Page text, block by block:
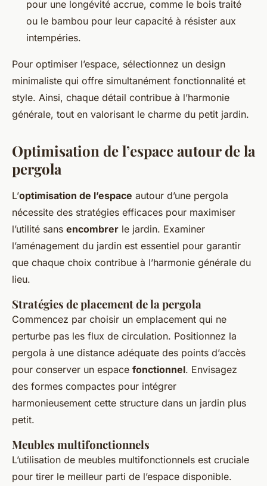
pour une longévité accrue, comme le bois traité
ou le bambou pour leur capacité à résister aux
intempéries.
Pour optimiser l’espace, sélectionnez un design
minimaliste qui offre simultanément fonctionnalité et
style. Ainsi, chaque détail contribue à l’harmonie
générale, tout en valorisant le charme du petit jardin.
Optimisation de l’espace autour de la
pergola
L’optimisation de l’espace autour d’une pergola
nécessite des stratégies efficaces pour maximiser
l’utilité sans encombrer le jardin. Examiner
l’aménagement du jardin est essentiel pour garantir
que chaque choix contribue à l’harmonie générale du
lieu.
Stratégies de placement de la pergola
Commencez par choisir un emplacement qui ne
perturbe pas les flux de circulation. Positionnez la
pergola à une distance adéquate des points d’accès
pour conserver un espace fonctionnel. Envisagez
des formes compactes pour intégrer
harmonieusement cette structure dans un jardin plus
petit.
Meubles multifonctionnels
L’utilisation de meubles multifonctionnels est cruciale
pour tirer le meilleur parti de l’espace disponible.